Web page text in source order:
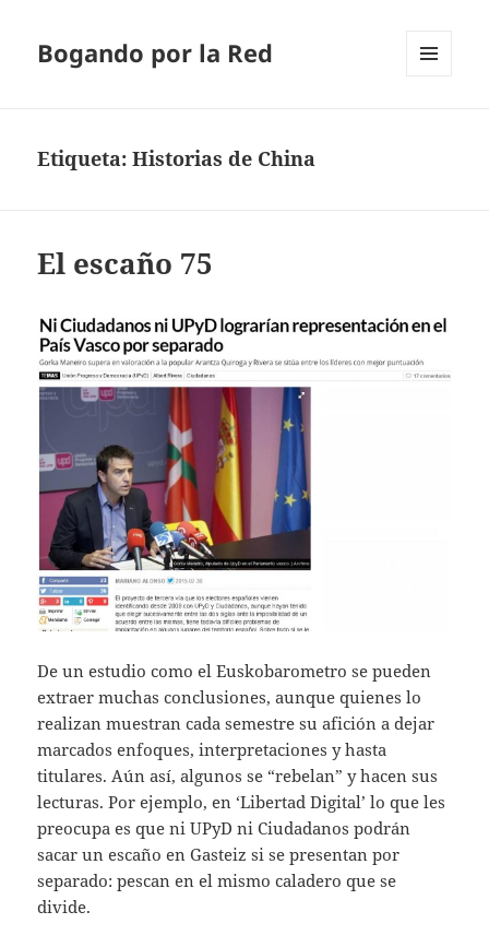
Bogando por la Red
Etiqueta:Historias de China
El escaño 75
De un estudio como el Euskobarometro se pueden
extraer muchas conclusiones, aunque quienes lo
realizan muestran cada semestre su afición a dejar
marcados enfoques, interpretaciones y hasta
titulares. Aún así, algunos se “rebelan” y hacen sus
lecturas. Por ejemplo, en ‘Libertad Digital’ lo que les
preocupa es que ni UPyD ni Ciudadanos podrán
sacar un escaño en Gasteiz si se presentan por
separado: pescan en el mismo caladero que se
divide.